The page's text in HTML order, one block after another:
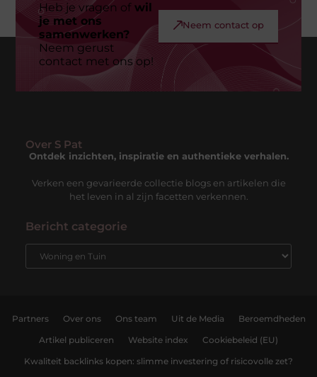
Heb je vragen ofwil
je met ons
samenwerken?
Neem gerust
contact met ons op!
Neem contact op
Over S Pat
Ontdek inzichten, inspiratie en authentieke verhalen.
Verken een gevarieerde collectie blogs en artikelen die
het leven in al zijn facetten verkennen.
Bericht categorie
Partners Over ons Ons team Uit de Media Beroemdheden
Artikel publiceren Website index Cookiebeleid (EU)
Kwaliteit backlinks kopen: slimme investering of risicovolle zet?